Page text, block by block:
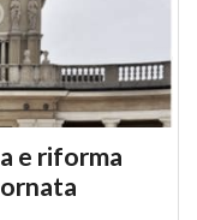
e riforma